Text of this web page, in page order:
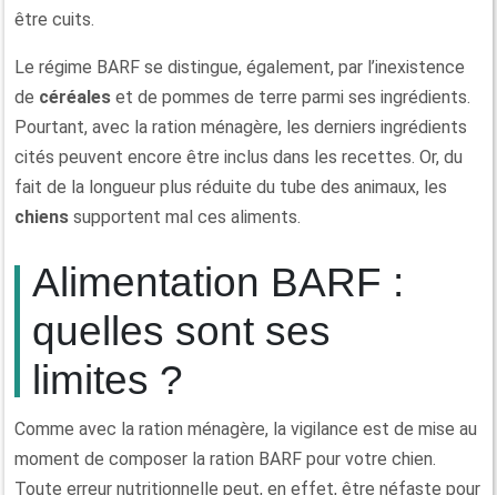
être cuits.
Le régime BARF se distingue, également, par l’inexistence
de céréales et de pommes de terre parmi ses ingrédients.
Pourtant, avec la ration ménagère, les derniers ingrédients
cités peuvent encore être inclus dans les recettes. Or, du
fait de la longueur plus réduite du tube des animaux, les
chiens supportent mal ces aliments.
Alimentation BARF :
quelles sont ses
limites ?
Comme avec la ration ménagère, la vigilance est de mise au
moment de composer la ration BARF pour votre chien.
Toute erreur nutritionnelle peut, en effet, être néfaste pour